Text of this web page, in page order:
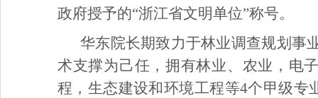
政府授予的“浙江省文明单位”称号。
华东院长期致力于林业调查规划事
术支撑为己任，拥有林业、农业，电
程，生态建设和环境工程等4个甲级